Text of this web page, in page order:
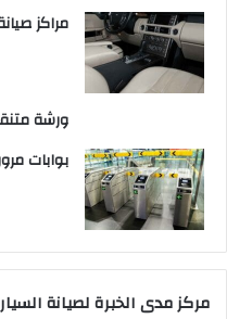
مراكز
ورشة
بوابات
مركز مدى الخبرة لصيانة